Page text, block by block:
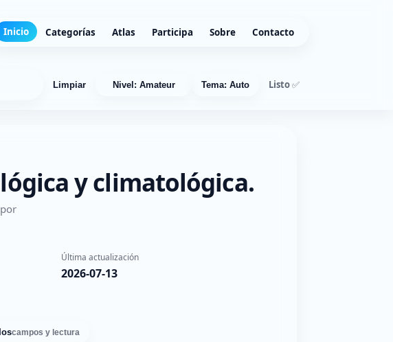
Inicio Categorías Atlas Participa Sobre Contacto
Limpiar Nivel: Amateur Tema: Auto Listo ✅
y climatológica.
Última actualización
2026-07-13
campos y lectura